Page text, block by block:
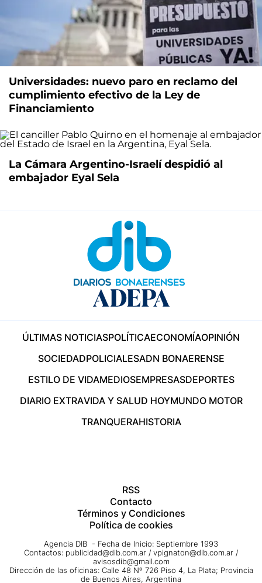
Universidades: nuevo paro en reclamo del
cumplimiento efectivo de la Ley de
Financiamiento
La Cámara Argentino-Israelí despidió al
embajador Eyal Sela
ÚLTIMAS NOTICIASPOLÍTICAECONOMÍAOPINIÓN
SOCIEDADPOLICIALESADN BONAERENSE
ESTILO DE VIDAMEDIOSEMPRESASDEPORTES
DIARIO EXTRAVIDA Y SALUD HOYMUNDO MOTOR
TRANQUERAHISTORIA
RSS
Contacto
Términos y Condiciones
Política de cookies
Agencia DIB - Fecha de Inicio: Septiembre 1993
Contactos: publicidad@dib.com.ar / vpignaton@dib.com.ar /
avisosdib@gmail.com
Dirección de las oficinas: Calle 48 Nº 726 Piso 4, La Plata; Provincia
de Buenos Aires, Argentina